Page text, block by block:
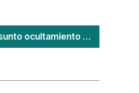
Detienen a Ángel Aguirre Rivero por el caso Ayotzinapa; FGR lo investiga por presunto ocultamiento de evidencias